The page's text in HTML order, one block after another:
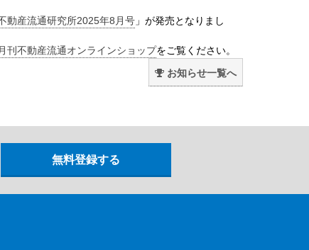
動産流通研究所2025年8月号 」が発売となりまし
月刊不動産流通オンラインショップをご覧ください。
お知らせ一覧へ